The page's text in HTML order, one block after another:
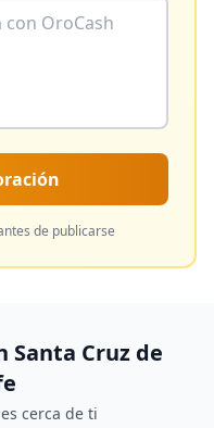
de publicarse
Santa Cruz de
cerca de ti